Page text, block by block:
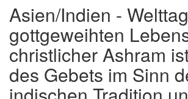
Asien/Indien -
gottgeweihten
christlicher Ashram
des Gebets im Sinn